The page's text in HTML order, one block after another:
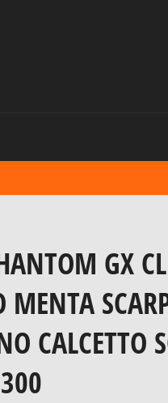
GX
MENTA
CALCETTO